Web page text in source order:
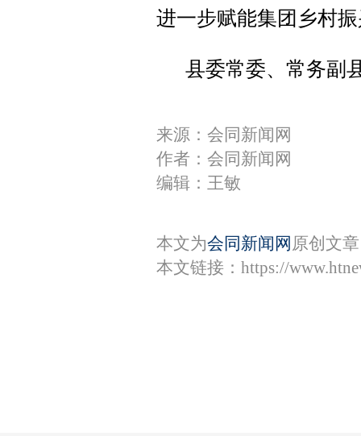
进一步赋能集团乡村
县委常委、常务副
来源：会同新闻网
作者：会同新闻网
编辑：王敏
本文为会同新闻网 原创文
本文链接： https://